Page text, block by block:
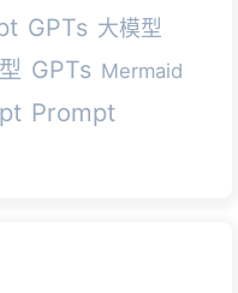
GPTs 大模型
GPTs Mermaid
Prompt